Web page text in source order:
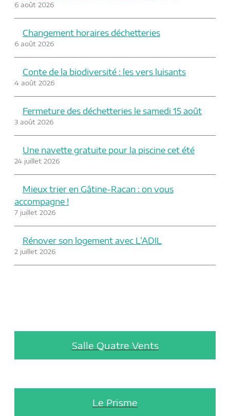
6 août 2026
Changement horaires déchetteries
6 août 2026
Conte de la biodiversité : les vers luisants
4 août 2026
Fermeture des déchetteries le samedi 15 août
3 août 2026
Une navette gratuite pour la piscine cet été
24 juillet 2026
Mieux trier en Gâtine-Racan : on vous
accompagne !
7 juillet 2026
Rénover son logement avec L’ADIL
2 juillet 2026
Salle Quatre Vents
Le Prisme